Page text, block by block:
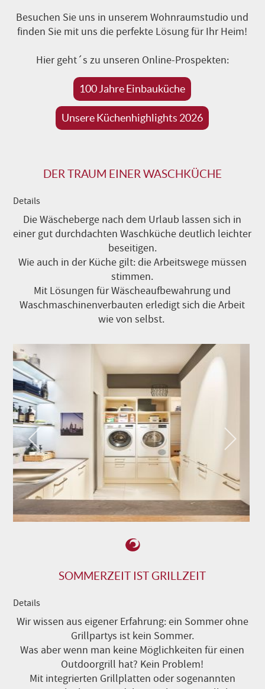
Besuchen Sie uns in unserem Wohnraumstudio und
finden Sie mit uns die perfekte Lösung für Ihr Heim!
Hier geht´s zu unseren Online-Prospekten:
100 Jahre Einbauküche
Unsere Küchenhighlights 2026
DER TRAUM EINER WASCHKÜCHE
Details
Die Wäscheberge nach dem Urlaub lassen sich in
einer gut durchdachten Waschküche deutlich leichter
beseitigen.
Wie auch in der Küche gilt: die Arbeitswege müssen
stimmen.
Mit Lösungen für Wäscheaufbewahrung und
Waschmaschinenverbauten erledigt sich die Arbeit
wie von selbst.
SOMMERZEIT IST GRILLZEIT
Details
Wir wissen aus eigener Erfahrung: ein Sommer ohne
Grillpartys ist kein Sommer.
Was aber wenn man keine Möglichkeiten für einen
Outdoorgrill hat? Kein Problem!
Mit integrierten Grillplatten oder sogenannten